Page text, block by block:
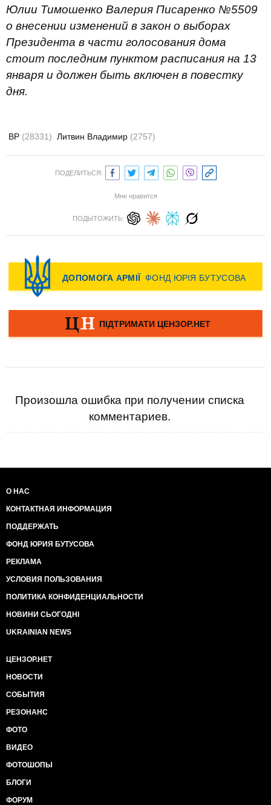
Юлии Тимошенко Валерия Писаренко №5509
о внесении изменений в закон о выборах
Президента в части голосования дома
стоит последним пунктом расписания на 13
января и должен быть включен в повестку
дня.
ВР (28331) Литвин Владимир (2757)
ПОДЕЛИТЬСЯ:
Мне нравится
ПОДЫТОЖИТЬ:
Произошла ошибка при получении списка
комментариев.
О НАС
КОНТАКТНАЯ ИНФОРМАЦИЯ
ПОДДЕРЖАТЬ
ФОНД ЮРИЯ БУТУСОВА
РЕКЛАМА
УСЛОВИЯ ПОЛЬЗОВАНИЯ
ПОЛИТИКА КОНФИДЕНЦИАЛЬНОСТИ
НОВИНИ СЬОГОДНІ
UKRAINIAN NEWS
ЦЕНЗОР.НЕТ
НОВОСТИ
СОБЫТИЯ
РЕЗОНАНС
ФОТО
ВИДЕО
ФОТОШОПЫ
БЛОГИ
ФОРУМ